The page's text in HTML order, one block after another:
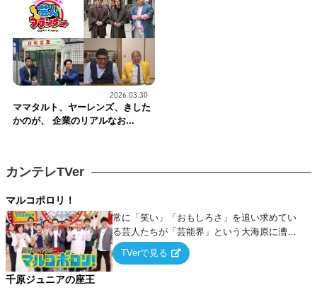
2026.03.30
ママタルト、ヤーレンズ、きした
かのが、 企業のリアルなお...
カンテレTVer
マルコポロリ！
常に「笑い」「おもしろさ」を追い求めてい
る芸人たちが「芸能界」という大海原に漕ぎ
出でて、新たなオモシロ人間を発掘する！
TVerで見る
千原ジュニアの座王